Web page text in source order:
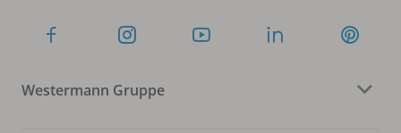
Westermann Gruppe